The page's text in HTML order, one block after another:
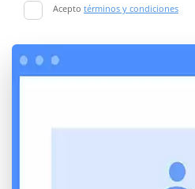
Acepto términos y condiciones